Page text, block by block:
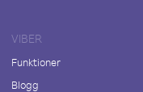
VIBER
Funktioner
Blogg